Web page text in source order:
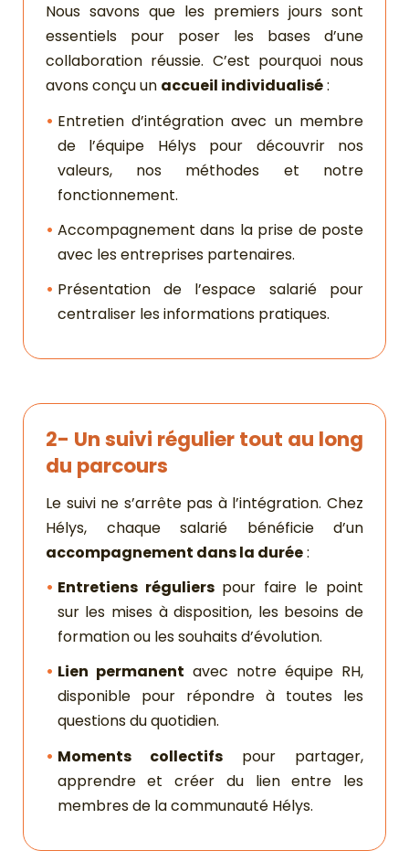
Nous savons que les premiers jours sont
essentiels pour poser les bases d’une
collaboration réussie. C’est pourquoi nous
avons conçu un accueil individualisé:
Entretien d’intégration avec un membre
de l’équipe Hélys pour découvrir nos
valeurs, nos méthodes et notre
fonctionnement.
Accompagnement dans la prise de poste
avec les entreprises partenaires.
Présentation de l’espace salarié pour
centraliser les informations pratiques.
2- Un suivi régulier tout au long
du parcours
Le suivi ne s’arrête pas à l’intégration. Chez
Hélys, chaque salarié bénéficie d’un
accompagnement dans la durée:
Entretiens régulierspour faire le point
sur les mises à disposition, les besoins de
formation ou les souhaits d’évolution.
Lien permanent avec notre équipe RH,
disponible pour répondre à toutes les
questions du quotidien.
Moments collectifspour partager,
apprendre et créer du lien entre les
membres de la communauté Hélys.